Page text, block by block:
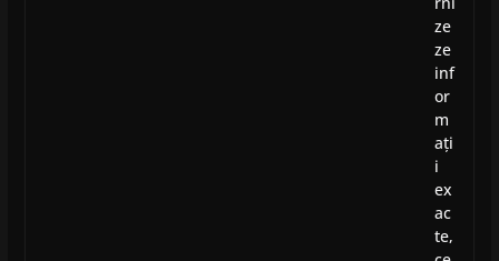
ze
ze
inf
or
m
ați
i
ex
ac
te,